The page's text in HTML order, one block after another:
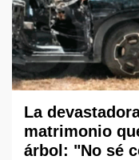
La
matrimonio
árbol: "No sé